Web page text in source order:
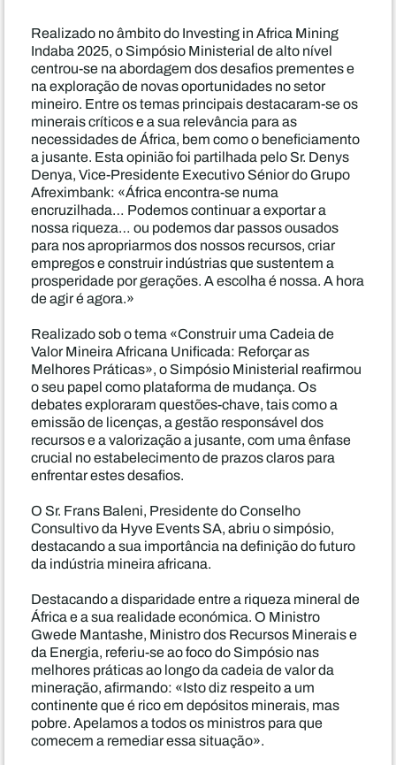
Realizado no âmbito do Investing in Africa Mining
Indaba 2025, o Simpósio Ministerial de alto nível
centrou-se na abordagem dos desafios prementes e
na exploração de novas oportunidades no setor
mineiro. Entre os temas principais destacaram-se os
minerais críticos e a sua relevância para as
necessidades de África, bem como o beneficiamento
a jusante. Esta opinião foi partilhada pelo Sr. Denys
Denya, Vice-Presidente Executivo Sénior do Grupo
Afreximbank: «África encontra-se numa
encruzilhada… Podemos continuar a exportar a
nossa riqueza… ou podemos dar passos ousados
para nos apropriarmos dos nossos recursos, criar
empregos e construir indústrias que sustentem a
prosperidade por gerações. A escolha é nossa. A hora
de agir é agora.»
Realizado sob o tema «Construir uma Cadeia de
Valor Mineira Africana Unificada: Reforçar as
Melhores Práticas», o Simpósio Ministerial reafirmou
o seu papel como plataforma de mudança. Os
debates exploraram questões-chave, tais como a
emissão de licenças, a gestão responsável dos
recursos e a valorização a jusante, com uma ênfase
crucial no estabelecimento de prazos claros para
enfrentar estes desafios.
O Sr. Frans Baleni, Presidente do Conselho
Consultivo da Hyve Events SA, abriu o simpósio,
destacando a sua importância na definição do futuro
da indústria mineira africana.
Destacando a disparidade entre a riqueza mineral de
África e a sua realidade económica. O Ministro
Gwede Mantashe, Ministro dos Recursos Minerais e
da Energia, referiu-se ao foco do Simpósio nas
melhores práticas ao longo da cadeia de valor da
mineração, afirmando: «Isto diz respeito a um
continente que é rico em depósitos minerais, mas
pobre. Apelamos a todos os ministros para que
comecem a remediar essa situação».